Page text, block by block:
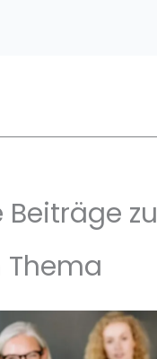
Beiträge zu